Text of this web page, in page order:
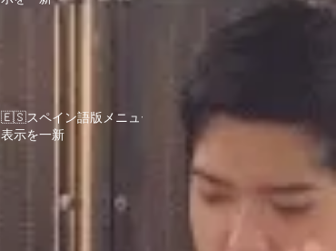
🇪🇸スペイン語版メニュー
表示を一新